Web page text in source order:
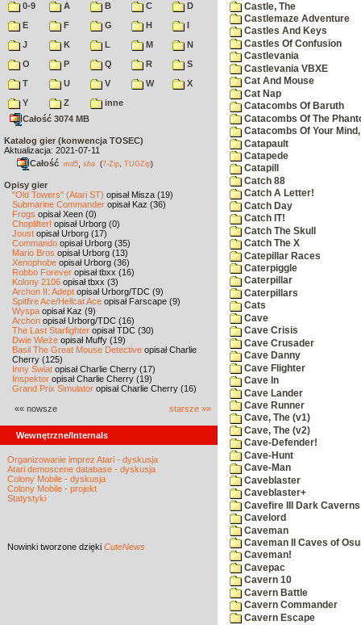
0-9 A B C
D
E
F G H
I
J
K L M
N
O
P Q R
S
T
U V W
X
Y
Z
inne
Całość 3074 MB
Katalog gier (konwencja TOSEC)
Aktualizacja: 2021-07-11
Całość md5 sha (7-Zip TUGZip)
Opisy gier
"Old Towers" (Atari ST) opisał Misza (19)
Submarine Commander opisał Kaz (36)
Frogs opisał Xeen (0)
Choplifter! opisał Urborg (0)
Joust opisał Urborg (17)
Commando opisał Urborg (35)
Mario Bros opisał Urborg (13)
Xenophobe opisał Urborg (36)
Robbo Forever opisał tbxx (16)
Kolony 2106 opisał tbxx (3)
Archon II: Adept opisał Urborg/TDC (9)
Spitfire Ace/Hellcat Ace opisał Farscape (9)
Wyspa opisał Kaz (9)
Archon opisał Urborg/TDC (16)
The Last Starfighter opisał TDC (30)
Dwie Wieże opisał Muffy (19)
Basil The Great Mouse Detective opisał Charlie
Cherry (125)
Inny Świat opisał Charlie Cherry (17)
Inspektor opisał Charlie Cherry (19)
Grand Prix Simulator opisał Charlie Cherry (16)
«« nowsze starsze »»
Wewnętrzne/Internals
Organizowanie imprez Atari - dyskusja
Atari demoscene database - dyskusja
Colony Mobile - dyskusja
Colony Mobile - projekt
Statystyki
Nowinki tworzone dzięki CuteNews
Castle, The
Castlemaze Adventure
Castles And Keys
Castles Of Confusion
Castlevania
Castlevania VBXE
Cat And Mouse
Cat Nap
Catacombs Of Baruth
Catacombs Of The
Catacombs Of Your
Catapault
Catapede
Catapill
Catch 88
Catch A Letter!
Catch Day
Catch IT!
Catch The Skull
Catch The X
Catepillar Races
Caterpiggle
Caterpillar
Caterpillars
Cats
Cave
Cave Crisis
Cave Crusader
Cave Danny
Cave Flighter
Cave In
Cave Lander
Cave Runner
Cave, The (v1)
Cave, The (v2)
Cave-Defender!
Cave-Hunt
Cave-Man
Caveblaster
Caveblaster+
Cavefire III Dark Caverns
Cavelord
Caveman
Caveman II Caves of
Caveman!
Cavepac
Cavern 10
Cavern Battle
Cavern Commander
Cavern Escape